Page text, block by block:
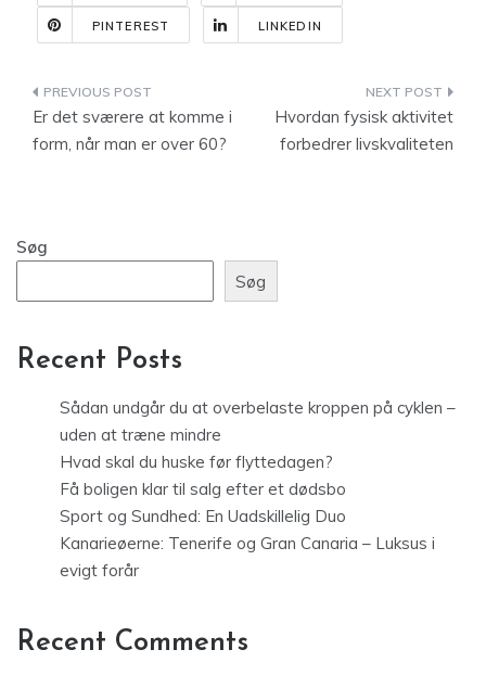
PINTEREST LINKEDIN
Indlægsnavigation
Er det sværere at komme i
form, når man er over 60?
Hvordan fysisk aktivitet
forbedrer livskvaliteten
Søg
Søg
Recent Posts
Sådan undgår du at overbelaste kroppen på cyklen –
uden at træne mindre
Hvad skal du huske før flyttedagen?
Få boligen klar til salg efter et dødsbo
Sport og Sundhed: En Uadskillelig Duo
Kanarieøerne: Tenerife og Gran Canaria – Luksus i
evigt forår
Recent Comments